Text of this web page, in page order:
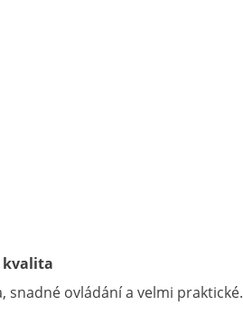
kvalita
snadné ovládání a velmi praktické.